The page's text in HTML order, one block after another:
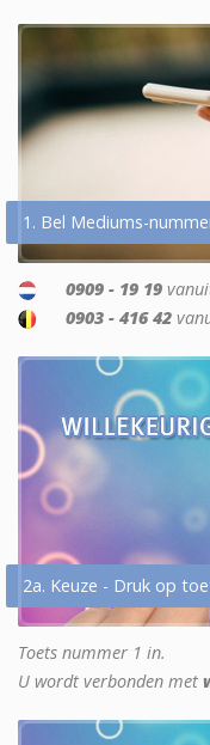
1. Bel Mediums-
0909 - 19 19
0903 - 416 42
2a. Keuze - Druk op
Toets nummer 1 in.
U wordt verbonden met